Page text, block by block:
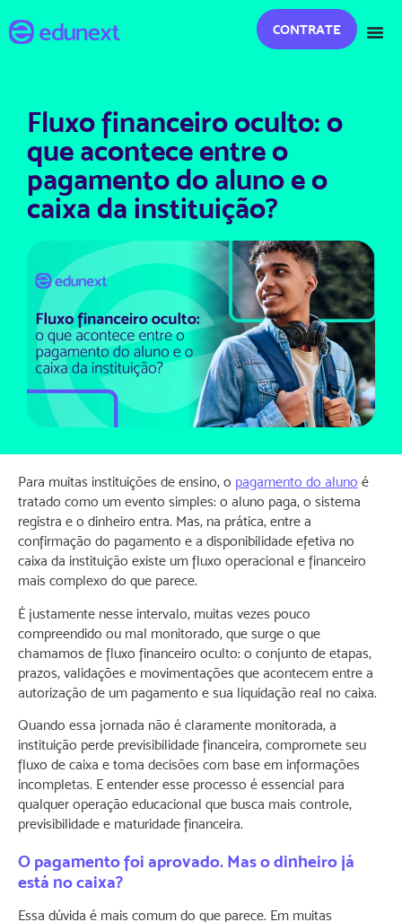
CONTRATE
Fluxo financeiro oculto: o
que acontece entre o
pagamento do aluno e o
caixa da instituição?
Para muitas instituições de ensino, o pagamento do aluno é
tratado como um evento simples: o aluno paga, o sistema
registra e o dinheiro entra. Mas, na prática, entre a
confirmação do pagamento e a disponibilidade efetiva no
caixa da instituição existe um fluxo operacional e financeiro
mais complexo do que parece.
É justamente nesse intervalo, muitas vezes pouco
compreendido ou mal monitorado, que surge o que
chamamos de fluxo financeiro oculto: o conjunto de etapas,
prazos, validações e movimentações que acontecem entre a
autorização de um pagamento e sua liquidação real no caixa.
Quando essa jornada não é claramente monitorada, a
instituição perde previsibilidade financeira, compromete seu
fluxo de caixa e toma decisões com base em informações
incompletas. E entender esse processo é essencial para
qualquer operação educacional que busca mais controle,
previsibilidade e maturidade financeira.
O pagamento foi aprovado. Mas o dinheiro já
está no caixa?
Essa dúvida é mais comum do que parece. Em muitas